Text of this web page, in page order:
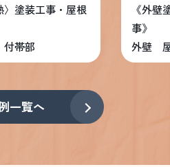
〉塗装工事・屋根
帯部
《外壁
事》
外壁
一覧へ